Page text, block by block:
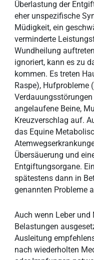
Überlastung der
eher unspezifische
Müdigkeit, ein
verminderte
Wundheilung
ignoriert, kann es zu
kommen. Es treten
Raspe), Hufprobleme
angelaufene Beine,
Kreuzverschlag auf.
das Equine
Übersäuerung und
Entgiftungsorgane.
spätestens dann in
genannten Probleme
Auch wenn Leber und
Belastungen
Ausleitung
nach wiederholten